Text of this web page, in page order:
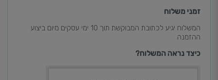
זמני משלוח
המשלוח יגיע לכתובת המבוקשת תוך 10 ימי עסקים מיום ביצוע
ההזמנה
כיצד נראה המשלוח?